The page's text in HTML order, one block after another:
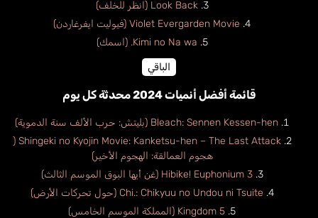
Look Back (انظر للخلف)
Violet Evergarden Movie (فيوليت ايفرغاردن)
Kimi no Na wa. (اسمك)
الباقي
قائمة أفضل أنميات 2024 محدثة كل يوم
Bleach: Sennen Kessen-hen (بليتش: حرب الألف سنة الدموية)
Shingeki no Kyojin Movie: Kanketsu-hen – The Last Attack (
هجوم العمالقة: الهجوم الأخير)
Hibike! Euphonium 3 (غن أيها البوق الموسم الثالث)
Chi.: Chikyuu no Undou ni Tsuite (حول تحركات الأرض)
Kingdom 5 (المملكة الموسم الخامس)